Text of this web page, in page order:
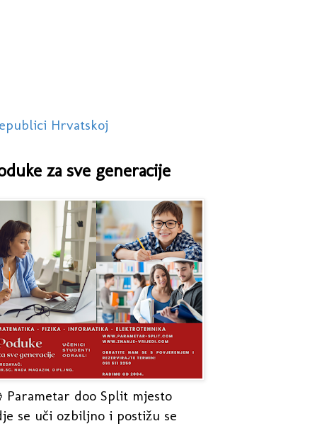
Hrvatskoj
za sve generacije
Parametar doo Split mjesto
se uči ozbiljno i postižu se